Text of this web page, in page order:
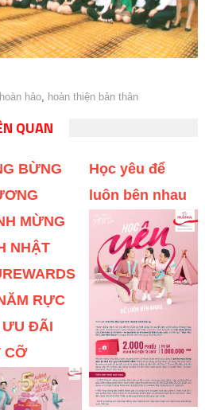
hảo, hoàn thiện bản thân
QUAN
BỪNG
MỪNG
NHẬT
RỰC
ƯU ĐÃI
CỠ
Học yêu để
luôn bên nhau